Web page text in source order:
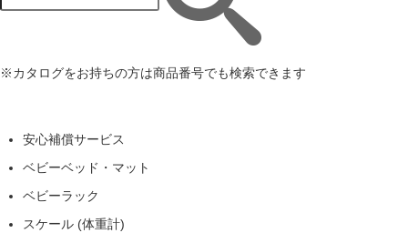
※カタログをお持ちの方は商品番号でも検索できます
安心補償サービス
ベビーベッド・マット
ベビーラック
スケール (体重計)